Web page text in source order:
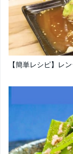
【簡単レシピ】レ